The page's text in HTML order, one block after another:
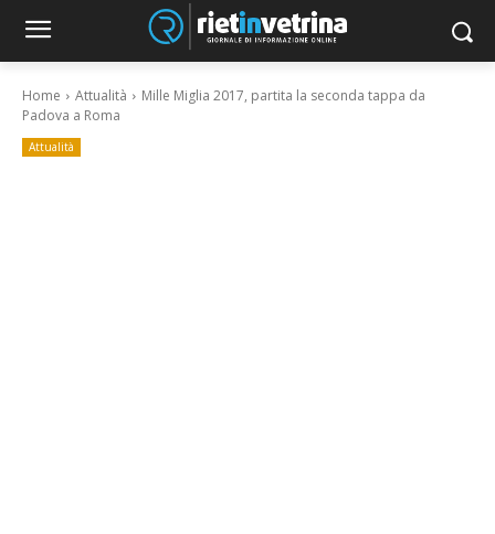
Home Attualità
Mille Miglia 2017, partita la seconda tappa da
Padova a Roma
Attualità